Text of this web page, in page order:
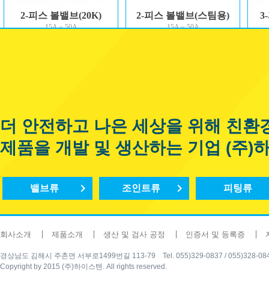
2-피스 볼밸브(20K)
15A ~ 50A
2-피스 볼밸브(스팀용)
15A ~ 50A
더 안전하고 나은 세상을 위해 친환
제품을 개발 및 생산하는 기업 (주)
밸브류 조인트류 피팅류
회사소개 제품소개 생산 및 검사 공정 인증서 및 등록증
경상남도 김해시 주촌면 서부로1499번길 113-79 Tel. 055)329-0837 / 055)328-
Copyright by 2015 (주)하이스텐. All rights reserved.